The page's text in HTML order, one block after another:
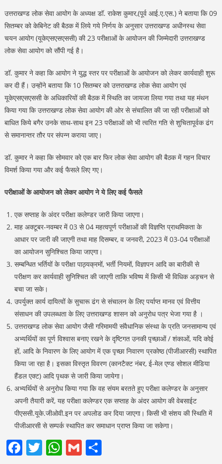
उत्तराखण्ड लोक सेवा आयोग के अध्यक्ष डॉ. राकेश कुमार,(पूर्व आई.ए.एस.) ने बताया कि 09
सितम्बर को केबिनेट की बैठक में लिये गये निर्णय के अनुसार उत्तराखण्ड अधीनस्थ सेवा
चयन आयोग (यूकेएसएसएससी) की 23 परीक्षाओं के आयोजन की जिम्मेदारी उत्तराखण्ड
लोक सेवा आयोग को सौंपी गई है।
डॉ. कुमार ने कहा कि आयोग ने युद्ध स्तर पर परीक्षाओं के आयोजन को लेकर कार्यवाही शुरू
कर दी हैं। उन्होंने बताया कि 10 सितम्बर को उत्तराखण्ड लोक सेवा आयोग एवं
यूकेएसएसएससी के अधिकारियों की बैठक में स्थिति का जायजा लिया गया तथा यह मंथन
किया गया कि उत्तराखण्ड लोक सेवा आयोग की ओर से संचालित की जा रही परीक्षाओं को
बाधित किये बगैर उनके साथ-साथ इन 23 परीक्षाओं को भी त्वरित गति से शुचितापूर्वक ढंग
से समानान्तर तौर पर संपन्न कराया जाए।
डॉ. कुमार ने कहा कि सोमवार को एक बार फिर लोक सेवा आयोग की बैठक में गहन विचार
विमर्श किया गया और कई फैसले लिए गए।
परीक्षाओं के आयोजन को लेकर आयोग ने ये लिए कई फैसले
एक सप्ताह के अंदर परीक्षा कलेण्डर जारी किया जाएगा।
माह अक्टूबर-नवम्बर में 03 से 04 महत्वपूर्ण परीक्षाओं की विज्ञप्ति प्राथमिकता के
आधार पर जारी की जाएगी तथा माह दिसम्बर, व जनवरी, 2023 में 03-04 परीक्षाओं
का आयोजन सुनिश्चित किया जाएगा।
सम्बन्धित भर्तियों के परीक्षा पाठ्यक्रमों, भर्ती नियमों, विज्ञापन आदि का बारीकी से
परीक्षण कर कार्यवाही सुनिश्चित की जाएगी ताकि भविष्य में किसी भी विधिक अड़चन से
बचा जा सके।
उपर्युक्त कार्य दायित्वों के सुचारू ढंग से संचालन के लिए पर्याप्त मानव एवं वित्तीय
संसाधन की उपलब्धता के लिए उत्तराखण्ड शासन को अनुरोध पत्र भेजा गया है ।
उत्तराखण्ड लोक सेवा आयोग जैसी गरिमामयी संवैधानिक संस्था के प्रति जनसामान्य एवं
अभ्यर्थियों का पूर्ण विश्वास बनाए रखने के दृष्टिगत उनकी पृच्छाओं / शंकाओं, यदि कोई
हों, आदि के निवारण के लिए आयोग में एक पृच्छा निवारण प्रकोष्ठ (पीजीआरसी) स्थापित
किया जा रहा है। इसका विस्तृत विवरण (कानटैक्ट नंबर, ई-मेल एण्ड सोशल मीडिया
हैंडल एक्ट) आदि पृथक से जारी किया जायेगा।
अभ्यर्थियों से अनुरोध किया गया कि वह संयम बरतते हुए परीक्षा कलेण्डर के अनुसार
अपनी तैयारी करें, यह परीक्षा कलेण्डर एक सप्ताह के अंदर आयोग की वेबसाईट
पीएससी.यूके.जीओवी.इन पर अपलोड कर दिया जाएगा। किसी भी संशय की स्थिति में
पीजीआरसी से सम्पर्क स्थापित कर समाधान प्राप्त किया जा सकेगा।
Facebook
Twitter
WhatsApp
GmailShare